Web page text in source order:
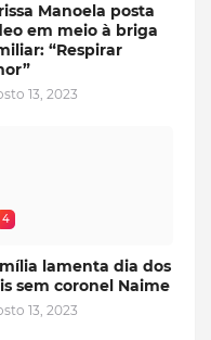
Manoela posta
em meio à briga
“Respirar
13, 2023
4
lamenta dia dos
sem coronel Naime
13, 2023